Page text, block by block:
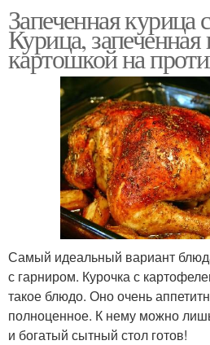
Запеченная курица
Курица,
картошкой на
Самый идеальный вариант
с гарниром. Курочка с
такое блюдо. Оно очень
полноценное. К нему можно
и богатый сытный стол готов!